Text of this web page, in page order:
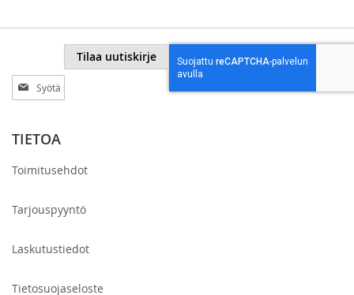
Tilaa
uutiskirjeemme:
Tilaa uutiskirje
TIETOA
Toimitusehdot
Tarjouspyyntö
Laskutustiedot
Tietosuojaseloste